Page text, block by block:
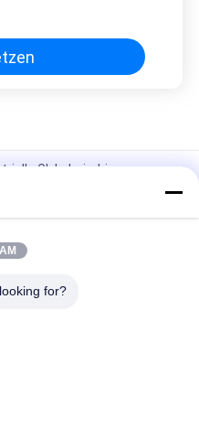
Glykol-niedrige
Pumpe 200L
verteilender Kühler
for?